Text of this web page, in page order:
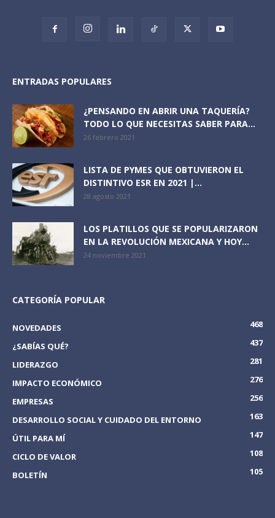
ENTRADAS POPULARES
¿PENSANDO EN ABRIR UNA TAQUERÍA?
TODO LO QUE NECESITAS SABER PARA...
26 febrero 2021
LISTA DE PYMES QUE OBTUVIERON EL
DISTINTIVO ESR EN 2021 |...
28 agosto 2021
LOS PLATILLOS QUE SE POPULARIZARON
EN LA REVOLUCIÓN MEXICANA Y HOY...
24 noviembre 2021
CATEGORÍA POPULAR
NOVEDADES
468
¿SABÍAS QUÉ?
437
LIDERAZGO
281
IMPACTO ECONÓMICO
276
EMPRESAS
256
DESARROLLO SOCIAL Y CUIDADO DEL ENTORNO
163
ÚTIL PARA MÍ
147
CICLO DE VALOR
108
BOLETÍN
105